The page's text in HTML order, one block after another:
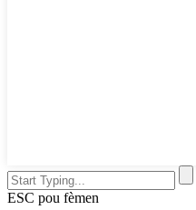
ESC pou fèmen